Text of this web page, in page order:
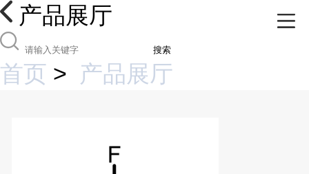
产品展厅
搜索
首页 > 产品展厅